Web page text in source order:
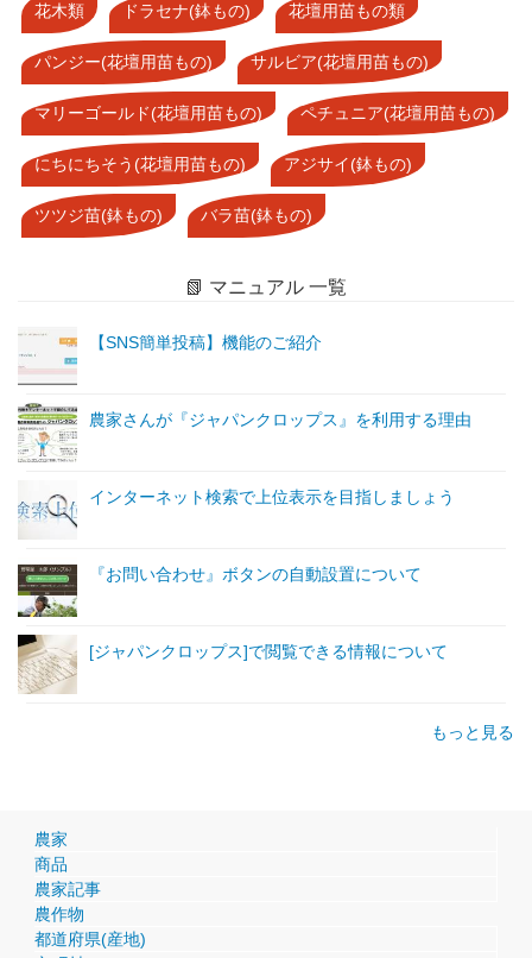
花木類 ドラセナ(鉢もの) 花壇用苗もの類
パンジー(花壇用苗もの) サルビア(花壇用苗もの)
マリーゴールド(花壇用苗もの) ペチュニア(花壇用苗もの)
にちにちそう(花壇用苗もの) アジサイ(鉢もの)
ツツジ苗(鉢もの) バラ苗(鉢もの)
📗 マニュアル 一覧
【SNS簡単投稿】機能のご紹介
農家さんが『ジャパンクロップス』を利用する理由
インターネット検索で上位表示を目指しましょう
『お問い合わせ』ボタンの自動設置について
[ジャパンクロップス]で閲覧できる情報について
もっと見る
農家
商品
農家記事
農作物
都道府県(産地)